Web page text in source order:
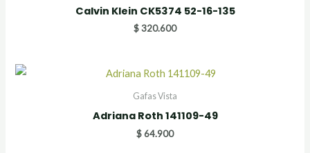
Calvin Klein CK5374 52-16-135
$320.600
Gafas Vista
Adriana Roth 141109-49
$64.900